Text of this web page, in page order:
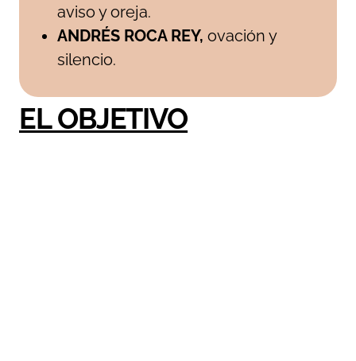
aviso y oreja.
ANDRÉS ROCA REY, ovación y
silencio.
EL OBJETIVO